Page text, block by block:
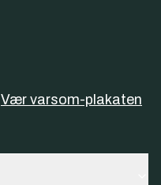
Vær varsom-plakaten